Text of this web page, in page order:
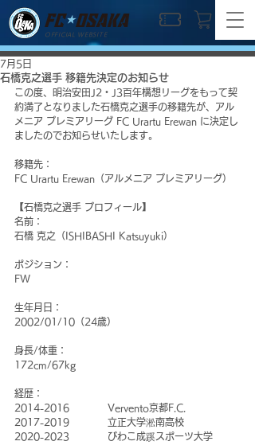
OFFICIAL WEBSITE
石橋克之選手 移籍先決定のお知らせ
7月5日
この度、明治安田J2・J3百年構想リーグをもって契
約満了となりました石橋克之選手の移籍先が、アル
メニア プレミアリーグ FC Urartu Erewan に決定し
ましたのでお知らせいたします。
移籍先：
FC Urartu Erewan（アルメニア プレミアリーグ）
【石橋克之選手 プロフィール】
名前：
石橋 克之（ISHIBASHI Katsuyuki）
ポジション：
FW
生年月日：
2002/01/10（24歳）
身長/体重：
172cm/67kg
経歴：
2014-2016　　　　Vervento京都F.C.
2017-2019　　　　立正大学淞南高校
2020-2023　　　　びわこ成蹊スポーツ大学